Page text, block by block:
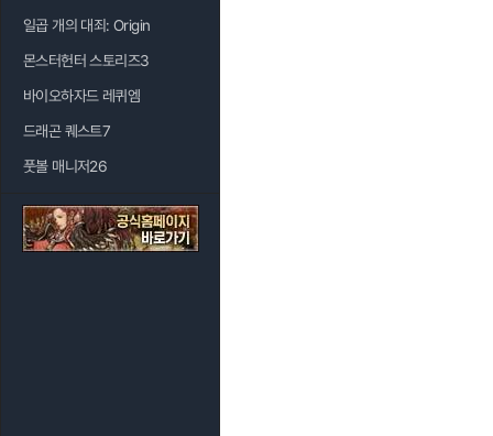
일곱 개의 대죄: Origin
몬스터헌터 스토리즈3
바이오하자드 레퀴엠
드래곤 퀘스트7
풋볼 매니저26